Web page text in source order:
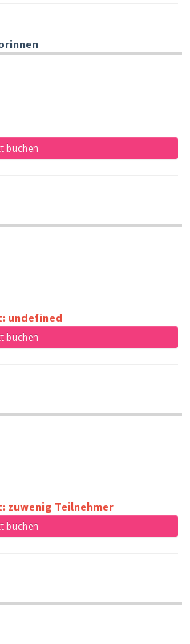
buchen
undefined
buchen
zuwenig Teilnehmer
buchen